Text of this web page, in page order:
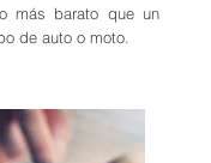
más barato que un
de auto o moto.